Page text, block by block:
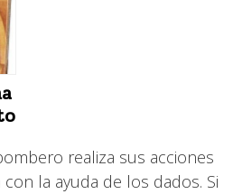
realiza sus acciones
la ayuda de los dados. Si